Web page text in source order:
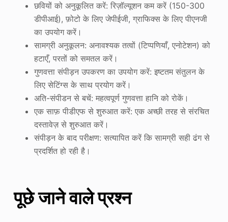
छवियों को अनुकूलित करें: रिज़ॉल्यूशन कम करें (150-300
डीपीआई), फ़ोटो के लिए जेपीईजी, ग्राफिक्स के लिए पीएनजी
का उपयोग करें।
सामग्री अनुकूलन: अनावश्यक तत्वों (टिप्पणियाँ, एनोटेशन) को
हटाएँ, परतों को समतल करें।
गुणवत्ता संपीड़न उपकरण का उपयोग करें: इष्टतम संतुलन के
लिए सेटिंग्स के साथ प्रयोग करें।
अति-संपीडन से बचें: महत्वपूर्ण गुणवत्ता हानि को रोकें।
एक साफ़ पीडीएफ से शुरुआत करें: एक अच्छी तरह से संरचित
दस्तावेज़ से शुरुआत करें।
संपीड़न के बाद परीक्षण: सत्यापित करें कि सामग्री सही ढंग से
प्रदर्शित हो रही है।
पूछे जाने वाले प्रश्न